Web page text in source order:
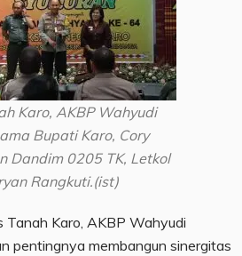
Karo, AKBP Wahyudi
Bupati Karo, Cory
Dandim 0205 TK, Letkol
Rangkuti.(ist)
Tanah Karo, AKBP Wahyudi
pentingnya membangun sinergitas